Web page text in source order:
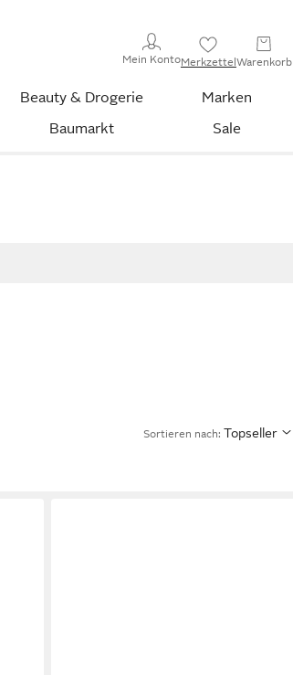
Mein KontoMerkzettelWarenkorb
Beauty & Drogerie
Marken
Baumarkt Sale
Sortieren nach: Topseller